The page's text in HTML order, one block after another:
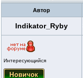
Автор
Indikator_Ryby
Интересующийся